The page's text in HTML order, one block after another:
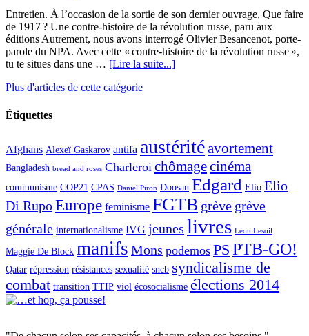
Entretien. À l’occasion de la sortie de son dernier ouvrage, Que faire
de 1917 ? Une contre-histoire de la révolution russe, paru aux
éditions Autrement, nous avons interrogé Olivier Besancenot, porte-
parole du NPA. Avec cette « contre-histoire de la révolution russe »,
tu te situes dans une … [Lire la suite...]
Plus d'articles de cette catégorie
Étiquettes
Afghans Alexeï Gaskarov antifa austéritéavortement
Bangladesh bread and roses Charleroi chômagecinéma
communisme COP21 CPAS Daniel Piron Doosan Edgard Elio Elio
Di RupoEurope feminisme FGTB grève grève
générale internationalisme IVG jeunes livres Léon Lesoil
Maggie De Block manifs Mons podemos PS PTB-GO!
Qatar répression résistances sexualité sncb syndicalisme de
combat transition TTIP viol écosocialisme élections 2014